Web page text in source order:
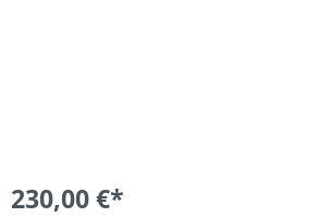
230,00 €*